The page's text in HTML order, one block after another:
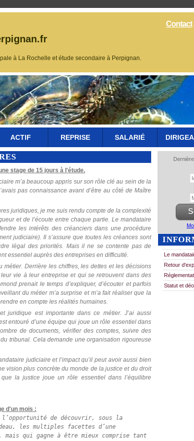
à La Rochelle et étude secondaire à Perpignan.
Contact
ACTIF REPRISE SALARIÉ
Le
Retour
Statut et
stage de 15 jours à l'étude.
m’a beaucoup appris sur son rôle clé au sein de la
pas connaissance avant d’être au côté de Maître
juridiques, je me suis rendu compte de la complexité
et de l’écoute entre chaque partie. Le mandataire
les intérêts des créanciers dans une procédure
judiciaire). Il s’assure que toutes les créances sont
légal des priorités. Mais il ne se contente pas de
essentiel auprès des entreprises en difficulté.
métier. Derrière les chiffres, les dettes et les décisions
vie à leur entreprise et qui se retrouvent dans des
prenait le temps d’expliquer, d’écouter et parfois
du métier m’a surprise et m’a fait réaliser que la
en compte les réalités humaines.
juridique est importante dans ce métier. J’ai aussi
entouré d’une équipe qui joue un rôle essentiel dans
de documents, vérifier des comptes, suivre des
tribunal. Cela demande une organisation rigoureuse
judiciaire et l’impact qu’il peut avoir aussi bien
vision plus concrète du monde de la justice et du droit
la justice joue un rôle essentiel dans l’équilibre
d'un mois :
l’opportunité de découvrir, sous la
les multiples facettes d’une
qui gagne à être mieux comprise tant